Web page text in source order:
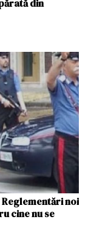
din
noi
cine nu se